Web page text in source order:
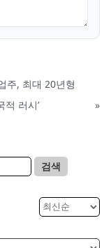
주, 최대 20년형
러시’
»
검색